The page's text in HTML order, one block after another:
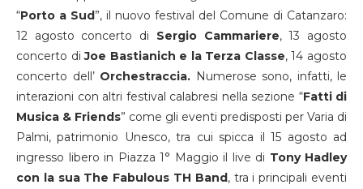
“Porto a Sud”, il nuovo festival del Comune di Catanzaro:
12 agosto concerto di Sergio Cammariere, 13 agosto
concerto diJoe Bastianich e la Terza Classe, 14 agosto
concerto dell’ Orchestraccia. Numerose sono, infatti, le
interazioni con altri festival calabresi nella sezione “Fatti di
Musica & Friends” come gli eventi predisposti per Varia di
Palmi, patrimonio Unesco, tra cui spicca il 15 agosto ad
ingresso libero in Piazza 1° Maggio il live di Tony Hadley
con la sua The Fabulous TH Band, tra i principali eventi